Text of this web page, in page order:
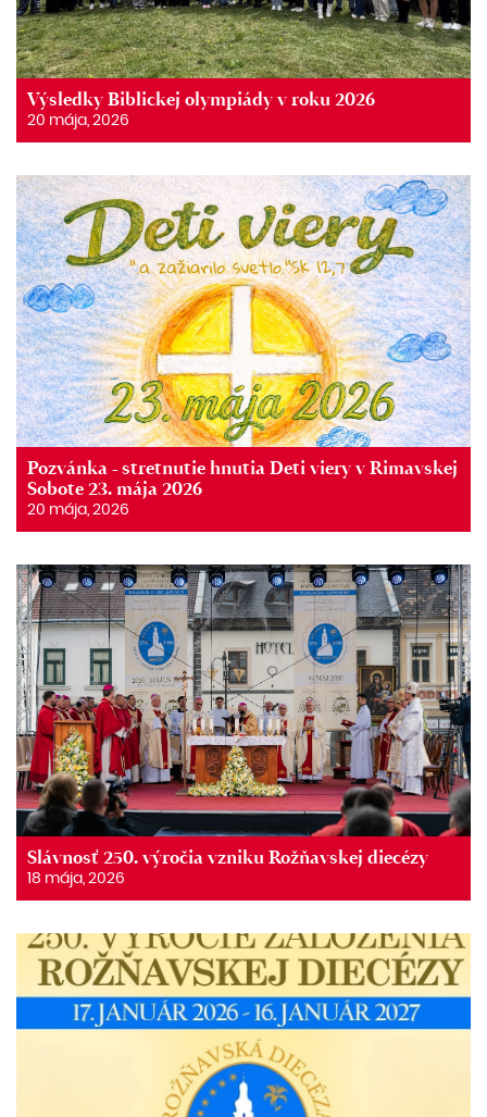
Výsledky Biblickej olympiády v roku 2026
20 mája, 2026
Pozvánka - stretnutie hnutia Deti viery v Rimavskej
Sobote 23. mája 2026
20 mája, 2026
Slávnosť 250. výročia vzniku Rožňavskej diecézy
18 mája, 2026